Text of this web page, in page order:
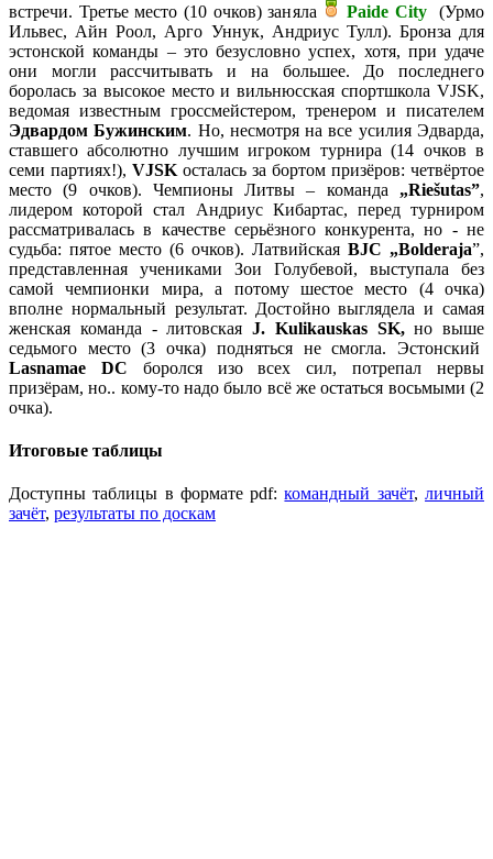
встречи. Третье место (10 очков) заняла
Paide City(Урмо
Ильвес, Айн Роол, Арго Уннук, Андриус Тулл). Бронза для
эстонской команды – это безусловно успех, хотя, при удаче
они могли рассчитывать и на большее. До последнего
боролась за высокое место и вильнюсская спортшкола VJSK,
ведомая известным гроссмейстером, тренером и писателем
Эдвардом Бужинским. Но, несмотря на все усилия Эдварда,
ставшего абсолютно лучшим игроком турнира (14 очков в
семи партиях!), VJSK осталась за бортом призёров: четвёртое
место (9 очков). Чемпионы Литвы – команда „Riešutas”,
лидером которой стал Андриус Кибартас, перед турниром
рассматривалась в качестве серьёзного конкурента, но - не
судьба: пятое место (6 очков). Латвийская BJC „Bolderaja”,
представленная учениками Зои Голубевой, выступала без
самой чемпионки мира, а потому шестое место (4 очка)
вполне нормальный результат. Достойно выглядела и самая
женская команда - литовская J. Kulikauskas SK,но выше
седьмого место (3 очка) подняться не смогла. Эстонский
Lasnamae DC боролся изо всех сил, потрепал нервы
призёрам, но.. кому-то надо было всё же остаться восьмыми (2
очка).
Итоговые таблицы
Доступны таблицы в формате pdf:командный зачёт,личный
зачёт, результаты по доскам